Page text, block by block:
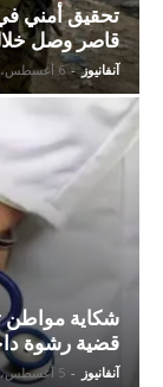
تحقيق أمني
قاصر وصل
آنفانيوز - 6 أغسطس، 2026
شكاية مواطن
قضية رشوة
آنفانيوز - 5 أغسطس، 2026